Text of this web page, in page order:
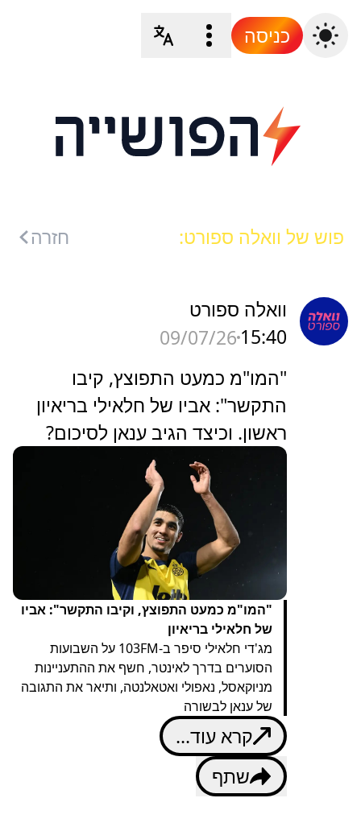
כניסה
פוש של וואלה ספורט: חזרה
וואלה ספורט
15:40
09/07/26
"המו"מ כמעט התפוצץ, קיבו
התקשר": אביו של חלאילי בריאיון
ראשון. וכיצד הגיב ענאן לסיכום?
"המו"מ כמעט התפוצץ, וקיבו התקשר": אביו
של חלאילי בריאיון
מג'די חלאילי סיפר ב-103FM על השבועות
הסוערים בדרך לאינטר, חשף את ההתעניינות
מניוקאסל, נאפולי ואטאלנטה, ותיאר את התגובה
של ענאן לבשורה
קרא עוד...
שתף